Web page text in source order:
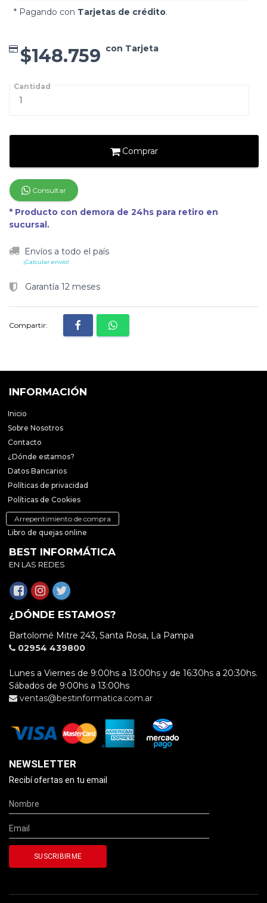
* Pagando con Tarjetas de crédito.
$148.759 con Tarjeta
Cantidad
Comprar
Consultar
* Producto con demora de 24hs para retiro en
sucursal.
Envíos a todo el país
¡Calcular envío!
Garantía 12 meses
Compartir:
INFORMACIÓN
Inicio
Sobre Nosotros
Contacto
¿Dónde estamos?
Datos Bancarios
Políticas de privacidad
Políticas de Cookies
Arrepentimiento de compra
Libro de quejas online
BEST INFORMÁTICA
EN LAS REDES
¿DÓNDE ESTAMOS?
Bartolomé Mitre 243, Santa Rosa, La Pampa
02954 439800
Lunes a Viernes de 9:00hs a 13:00hs y de 16:30hs a 20:30hs.
Sábados de 9:00hs a 13:00hs
ventas@bestinformatica.com.ar
NEWSLETTER
Recibí ofertas en tu email